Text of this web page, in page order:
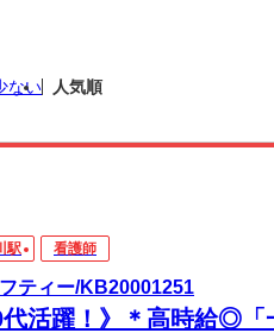
ない 人気順
駅 看護師
ティー/KB20001251
代活躍！》＊高時給◎「